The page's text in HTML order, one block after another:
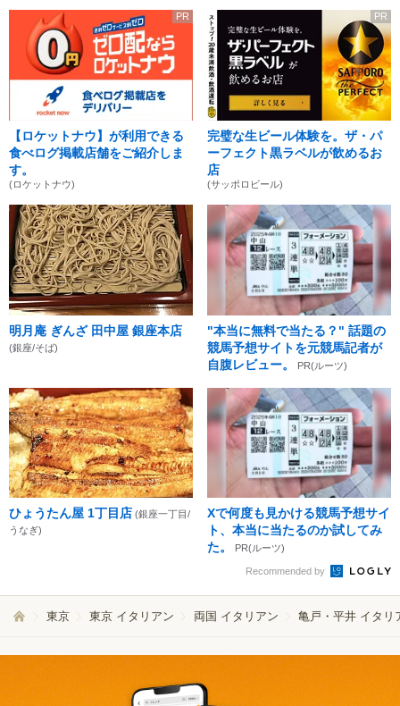
PR
【ロケットナウ】が利用できる
食べログ掲載店舗をご紹介しま
す。
(ロケットナウ)
PR
完璧な生ビール体験を。ザ・パ
ーフェクト黒ラベルが飲めるお
店
(サッポロビール)
明月庵 ぎんざ 田中屋 銀座本店
(銀座/そば)
"本当に無料で当たる？" 話題の
競馬予想サイトを元競馬記者が
自腹レビュー。
PR(ルーツ)
ひょうたん屋 1丁目店 (銀座一丁目/
うなぎ)
Xで何度も見かける競馬予想サイ
ト、本当に当たるのか試してみ
た。
PR(ルーツ)
Recommended by
東京 東京 イタリアン 両国 イタリアン 亀戸・平井 イタリ